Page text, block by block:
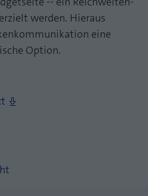
werden. Hieraus
eine
Option.